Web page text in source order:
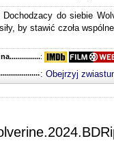
Dochodzacy do siebie
by stawić czoła
:
: Obejrzyj